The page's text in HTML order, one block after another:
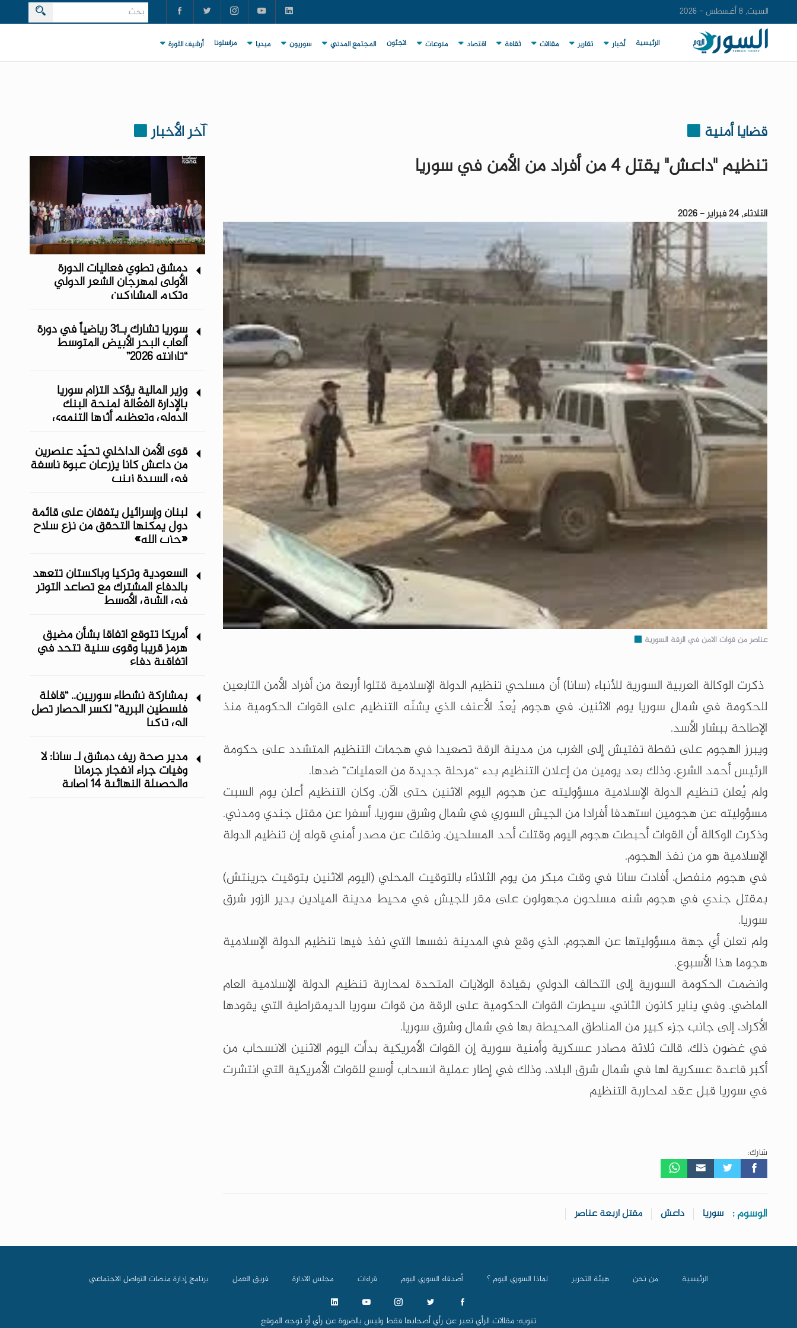
السبت, 8 أغسطس - 2026
الرئيسية أخبار تقارير مقالات ثقافة اقتصاد منوعات لاجئون المجتمع المدني سوريون ميديا مراسلونا أرشيف الثورة
قضايا أمنية
تنظيم "داعش" يقتل 4 من أفراد من الأمن في سوريا
الثلاثاء, 24 فبراير - 2026
عناصر من قوات الامن في الرقة السورية
ذكرت الوكالة العربية السورية للأنباء (سانا) أن مسلحي تنظيم الدولة الإسلامية قتلوا أربعة من أفراد الأمن التابعين
للحكومة في شمال سوريا يوم الاثنين، في هجوم يُعدّ الأعنف الذي يشنّه التنظيم على القوات الحكومية منذ
الإطاحة ببشار الأسد.
ويبرز الهجوم على نقطة تفتيش إلى الغرب من مدينة الرقة تصعيدا في هجمات التنظيم المتشدد على حكومة
الرئيس أحمد الشرع، وذلك بعد يومين من إعلان التنظيم بدء “مرحلة جديدة من العمليات” ضدها.
ولم يُعلن تنظيم الدولة الإسلامية مسؤوليته عن هجوم اليوم الاثنين حتى الآن. وكان التنظيم أعلن يوم السبت
مسؤوليته عن هجومين استهدفا أفرادا من الجيش السوري في شمال وشرق سوريا، أسفرا عن مقتل جندي ومدني.
وذكرت الوكالة أن القوات أحبطت هجوم اليوم وقتلت أحد المسلحين. ونقلت عن مصدر أمني قوله إن تنظيم الدولة
الإسلامية هو من نفذ الهجوم.
في هجوم منفصل، أفادت سانا في وقت مبكر من يوم الثلاثاء بالتوقيت المحلي (اليوم الاثنين بتوقيت جرينتش)
بمقتل جندي في هجوم شنه مسلحون مجهولون على مقر للجيش في محيط مدينة الميادين بدير الزور شرق
سوريا.
ولم تعلن أي جهة مسؤوليتها عن الهجوم، الذي وقع في المدينة نفسها التي نفذ فيها تنظيم الدولة الإسلامية
هجوما هذا الأسبوع.
وانضمت الحكومة السورية إلى التحالف الدولي بقيادة الولايات المتحدة لمحاربة تنظيم الدولة الإسلامية العام
الماضي. وفي يناير كانون الثاني، سيطرت القوات الحكومية على الرقة من قوات سوريا الديمقراطية التي يقودها
الأكراد، إلى جانب جزء كبير من المناطق المحيطة بها في شمال وشرق سوريا.
في غضون ذلك، قالت ثلاثة مصادر عسكرية وأمنية سورية إن القوات الأمريكية بدأت اليوم الاثنين الانسحاب من
أكبر قاعدة عسكرية لها في شمال شرق البلاد، وذلك في إطار عملية انسحاب أوسع للقوات الأمريكية التي انتشرت
في سوريا قبل عقد لمحاربة التنظيم
شارك:
الوسوم : سوريا داعش مقتل اربعة عناصر
آخر الأخبار
دمشق تطوي فعاليات الدورة
الأولى لمهرجان الشعر الدولي
وتكرم المشاركين
سوريا تشارك بـ31 رياضياً في دورة
ألعاب البحر الأبيض المتوسط
“تارانتو 2026”
وزير المالية يؤكد التزام سوريا
بالإدارة الفعّالة لمنحة البنك
الدولي وتعظيم أثرها التنموي
قوى الأمن الداخلي تحيّد عنصرين
من داعش كانا يزرعان عبوة ناسفة
في السيدة زينب
لبنان وإسرائيل يتفقان على قائمة
دول يمكنها التحقق من نزع سلاح
«حزب الله»
السعودية وتركيا وباكستان تتعهد
بالدفاع المشترك مع تصاعد التوتر
في الشرق الأوسط
أمريكا تتوقع اتفاقا بشأن مضيق
هرمز قريبا وقوى سنية تتحد في
اتفاقية دفاع
بمشاركة نشطاء سوريين.. “قافلة
فلسطين البرية” لكسر الحصار تصل
إلى تركيا
مدير صحة ريف دمشق لـ سانا: لا
وفيات جراء انفجار جرمانا
والحصيلة النهائية 14 إصابة
الرئيسية من نحن هيئة التحرير لماذا السوري اليوم ؟ أصدقاء السوري اليوم قراءات مجلس الادارة فريق العمل برنامج إدارة منصات التواصل الاجتماعي
تنويه: مقالات الرأي تعبر عن رأي أصحابها فقط وليس بالضروة عن رأي أو توجه الموقع